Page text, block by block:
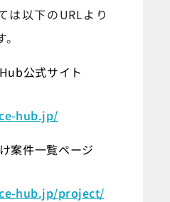
は以下のURLより
公式サイト
hub.jp/
案件一覧ページ
hub.jp/project/